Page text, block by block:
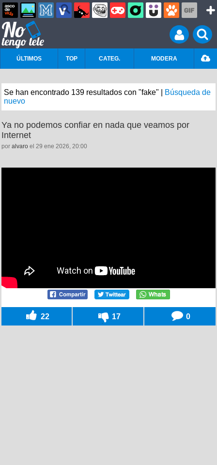
ÚLTIMOS TOP CATEG. MODERA
Se han encontrado 139 resultados con "fake" |
Búsqueda de
nuevo
Ya no podemos confiar en nada que veamos por
Internet
por alvaro el 29 ene 2026, 20:00
22 17 0